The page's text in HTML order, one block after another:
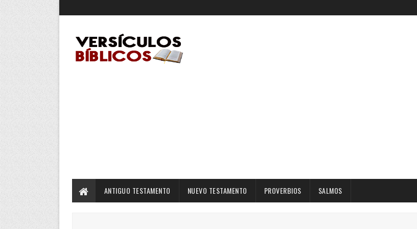
ANTIGUO TESTAMENTO NUEVO TESTAMENTO PROVERBIOS SALMOS